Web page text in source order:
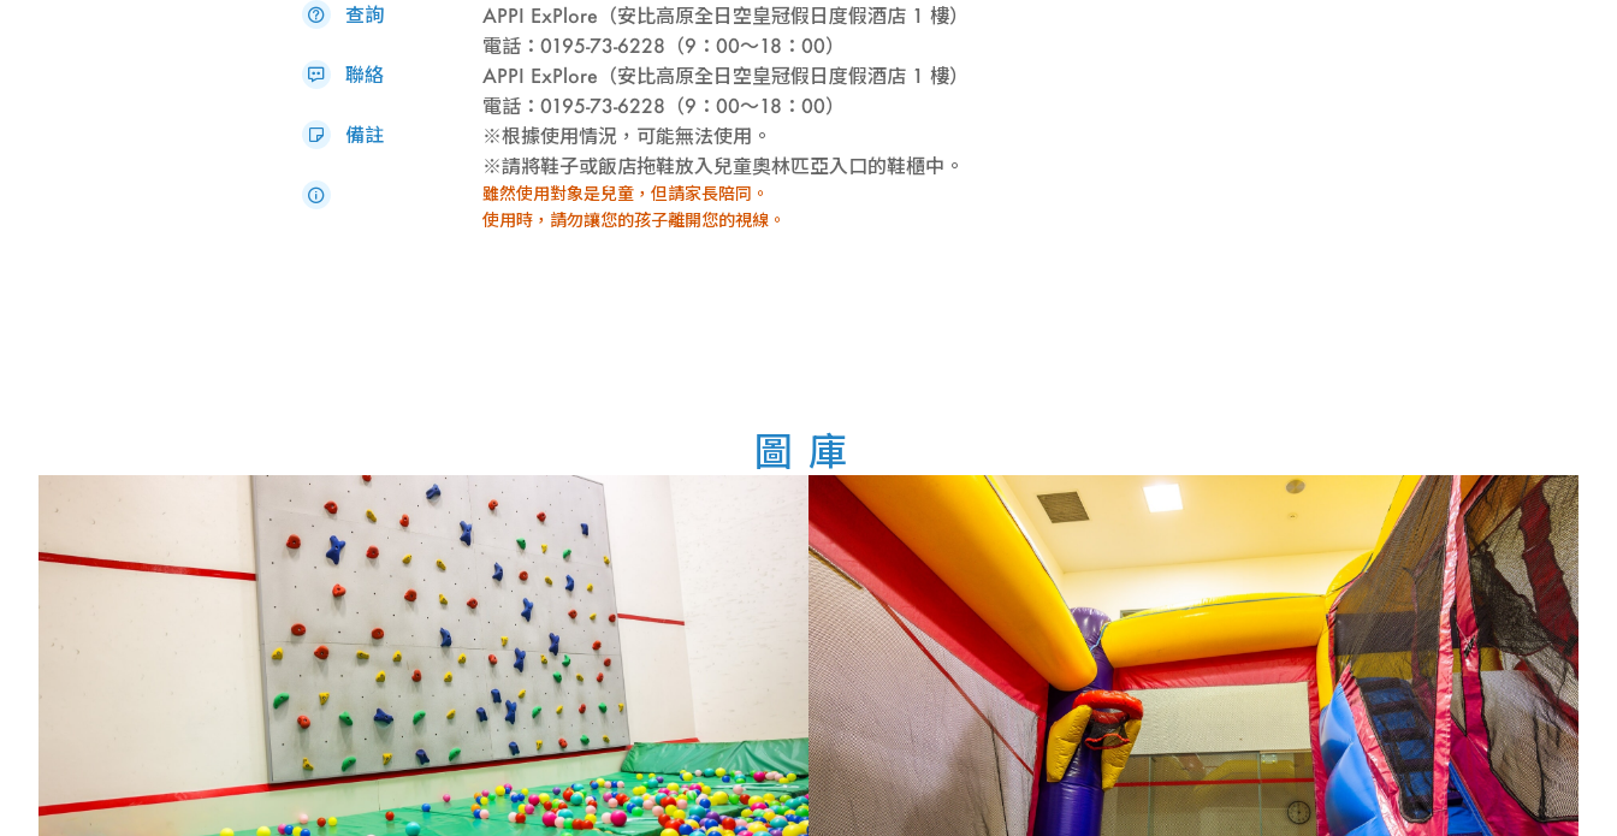
林
匹
亞
林
匹
亞」
查詢
APPI ExPlore（安比高原全日空皇冠假日度假酒店 1 樓）
電話：0195-73-6228（9：00～18：00）
聯絡
APPI ExPlore（安比高原全日空皇冠假日度假酒店 1 樓）
電話：0195-73-6228（9：00～18：00）
備註
※根據使用情況，可能無法使用。
※請將鞋子或飯店拖鞋放入兒童奧林匹亞入口的鞋櫃中。
雖然使用對象是兒童，但請家長陪同。
使用時，請勿讓您的孩子離開您的視線。
圖庫